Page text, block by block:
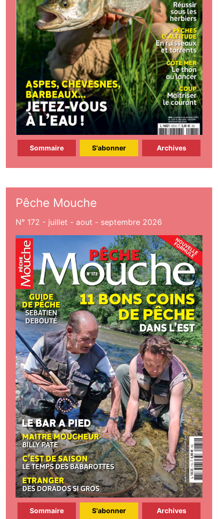
Sommaire S'abonner Archives
Pêche Mouche
N° 172 - juillet - aout - septembre 2026
Sommaire S'abonner Archives